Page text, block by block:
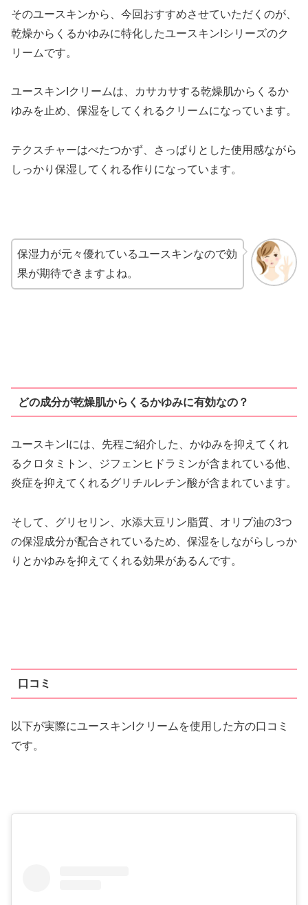
そのユースキンから、今回おすすめさせていただくのが、
乾燥からくるかゆみに特化したユースキンIシリーズのク
リームです。
ユースキンIクリームは、カサカサする乾燥肌からくるか
ゆみを止め、保湿をしてくれるクリームになっています。
テクスチャーはべたつかず、さっぱりとした使用感ながら
しっかり保湿してくれる作りになっています。
保湿力が元々優れているユースキンなので効
果が期待できますよね。
どの成分が乾燥肌からくるかゆみに有効なの？
ユースキンIには、先程ご紹介した、かゆみを抑えてくれ
るクロタミトン、ジフェンヒドラミンが含まれている他、
炎症を抑えてくれるグリチルレチン酸が含まれています。
そして、グリセリン、水添大豆リン脂質、オリブ油の3つ
の保湿成分が配合されているため、保湿をしながらしっか
りとかゆみを抑えてくれる効果があるんです。
口コミ
以下が実際にユースキンIクリームを使用した方の口コミ
です。